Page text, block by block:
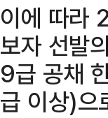
이에 따라
보자 선발
9급 공채
급 이상)으